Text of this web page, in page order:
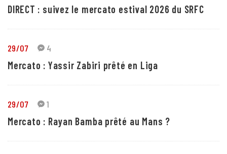
DIRECT : suivez le mercato estival 2026 du SRFC
29/07 4
Mercato : Yassir Zabiri prêté en Liga
29/07 1
Mercato : Rayan Bamba prêté au Mans ?